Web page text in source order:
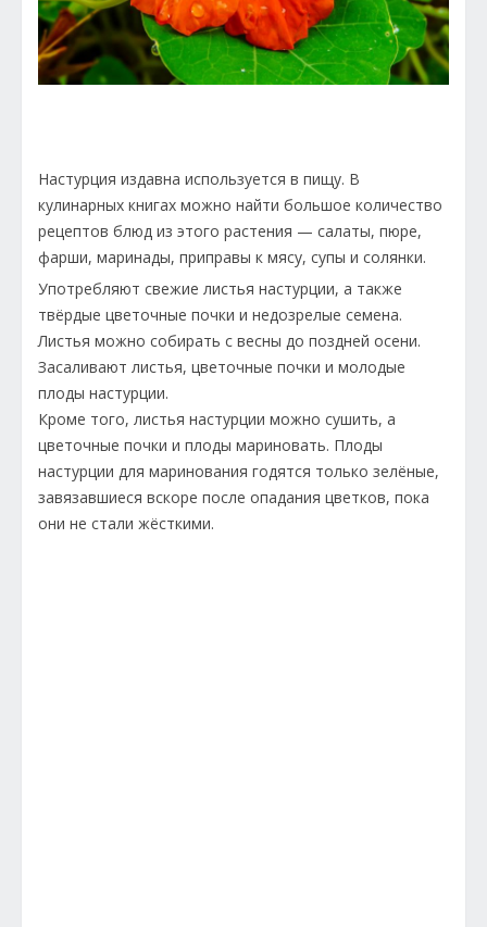
Настурция издавна используется в пищу. В
кулинарных книгах можно найти большое количество
рецептов блюд из этого растения — салаты, пюре,
фарши, маринады, приправы к мясу, супы и солянки.
Употребляют свежие листья настурции, а также
твёрдые цветочные почки и недозрелые семена.
Листья можно собирать с весны до поздней осени.
Засаливают листья, цветочные почки и молодые
плоды настурции.
Кроме того, листья настурции можно сушить, а
цветочные почки и плоды мариновать. Плоды
настурции для маринования годятся только зелёные,
завязавшиеся вскоре после опадания цветков, пока
они не стали жёсткими.